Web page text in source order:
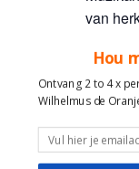
van
Veel
geduld
Hou
Ontvang 2 to 4 x
Wilhelmus de